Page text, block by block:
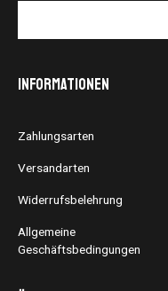
Informationen
Zahlungsarten
Versandarten
Widerrufsbelehrung
Allgemeine
Geschäftsbedingungen